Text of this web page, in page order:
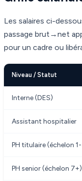
Les salaires ci-
passage brut→net
pour un cadre ou
Niveau / Statut
Interne (DES)
Assistant hospitalier
PH titulaire (échelon
PH senior (échelon 7+)